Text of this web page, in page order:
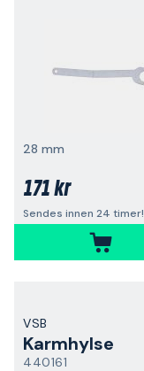
28 mm
171 kr
Sendes innen 24 timer!
VSB
Karmhylse
440161